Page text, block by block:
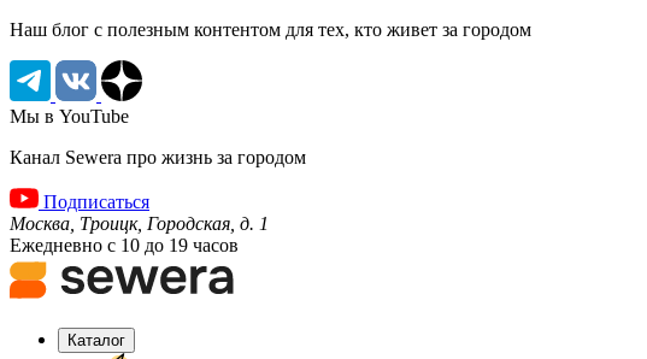
Наш блог c полезным контентом для тех, кто живет за городом
Мы в YouTube
Канал Sewera про жизнь за городом
Подписаться
Москва, Троицк, Городская, д. 1
Ежедневно с 10 до 19 часов
Каталог